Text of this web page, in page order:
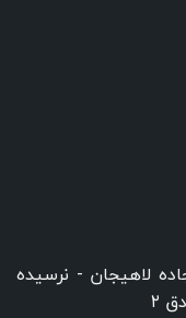
رشت به لاهیجان - کیلومتر ۷ جاده لاهیجان - نرسیده
۲